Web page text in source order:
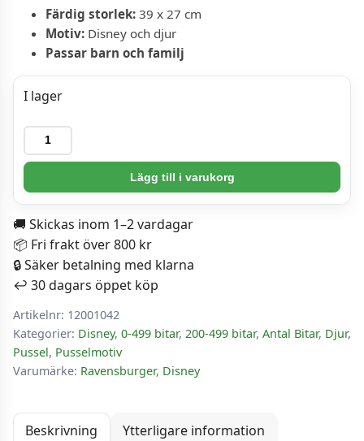
Färdig storlek: 39 x 27 cm
Motiv: Disney och djur
Passar barn och familj
I lager
Ravensburger
Pussel
Dumbo
300
bitar
mängd
Lägg till i varukorg
🚚 Skickas inom 1–2 vardagar
📦 Fri frakt över 800 kr
🔒 Säker betalning med klarna
↩️ 30 dagars öppet köp
Artikelnr: 12001042
Kategorier: Disney, 0-499 bitar, 200-499 bitar, Antal Bitar, Djur,
Pussel, Pusselmotiv
Varumärke: Ravensburger, Disney
Beskrivning Ytterligare information